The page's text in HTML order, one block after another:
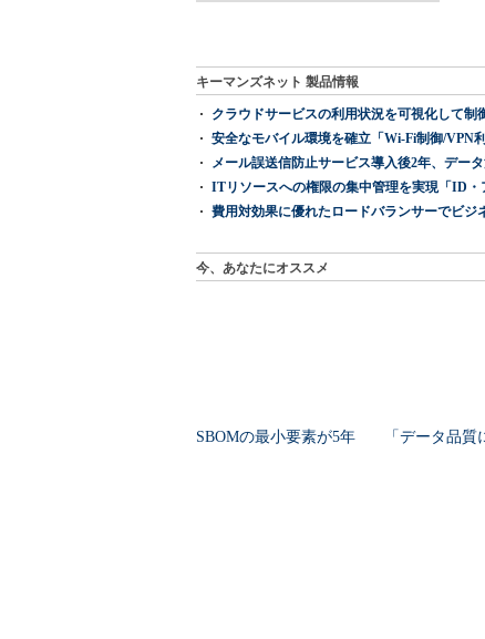
キーマンズネット 製品情報
クラウドサービスの利用状況を可視化して制
安全なモバイル環境を確立「Wi-Fi制御/VPN
メール誤送信防止サービス導入後2年、デー
ITリソースへの権限の集中管理を実現「ID・
費用対効果に優れたロードバランサーでビジ
今、あなたにオススメ
SBOMの最小要素が5年
「データ品質